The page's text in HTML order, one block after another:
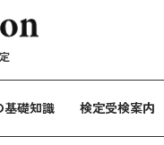
ナビゲ
基礎知識 検定受検案内